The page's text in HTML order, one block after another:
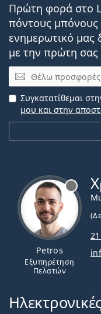
Πρώτη φορά στο
πόντους μπόνους
ενημερωτικό μας
με την πρώτη σας
Email
Συγκατατίθεμαι
μου και στην
Petros
Εξυπηρέτηση
Πελατών